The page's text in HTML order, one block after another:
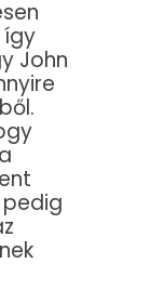
így
John
pedig